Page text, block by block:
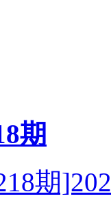
期
期